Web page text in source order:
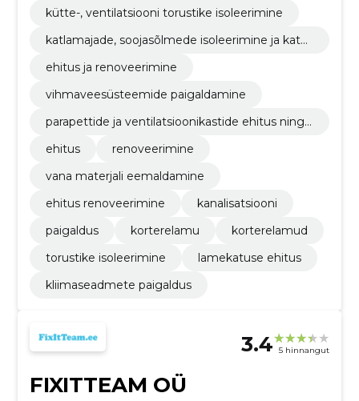
kütte-, ventilatsiooni torustike isoleerimine
katlamajade, soojasõlmede isoleerimine ja katm
ehitus ja renoveerimine
vihmaveesüsteemide paigaldamine
parapettide ja ventilatsioonikastide ehitus ning
ehitus
renoveerimine
vana materjali eemaldamine
ehitus renoveerimine
kanalisatsiooni
paigaldus
korterelamu
korterelamud
torustike isoleerimine
lamekatuse ehitus
kliimaseadmete paigaldus
3.4 5 hinnangut
FIXITTEAM OÜ